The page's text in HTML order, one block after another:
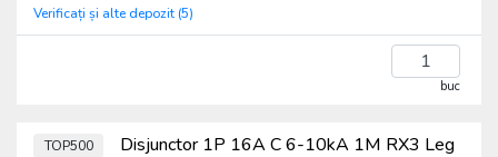
Verificați și alte depozit (5)
buc
TOP500
Disjunctor 1P 16A C 6-10kA 1M RX3 Leg